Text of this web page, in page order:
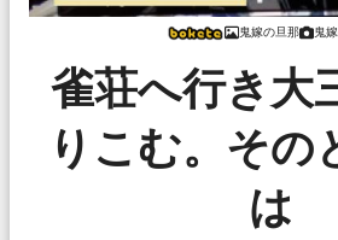
鬼嫁の旦那 鬼
雀荘へ行き大
りこむ。その
は